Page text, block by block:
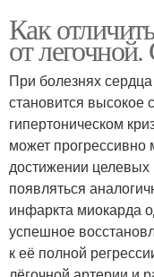
Как
от
При болезнях
становится высокое
гипертоническом
может
достижении
появляться
инфаркта миокарда
успешное
к её полной